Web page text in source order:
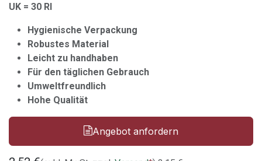
UK = 30 Rl
Hygienische Verpackung
Robustes Material
Leicht zu handhaben
Für den täglichen Gebrauch
Umweltfreundlich
Hohe Qualität
Angebot anfordern